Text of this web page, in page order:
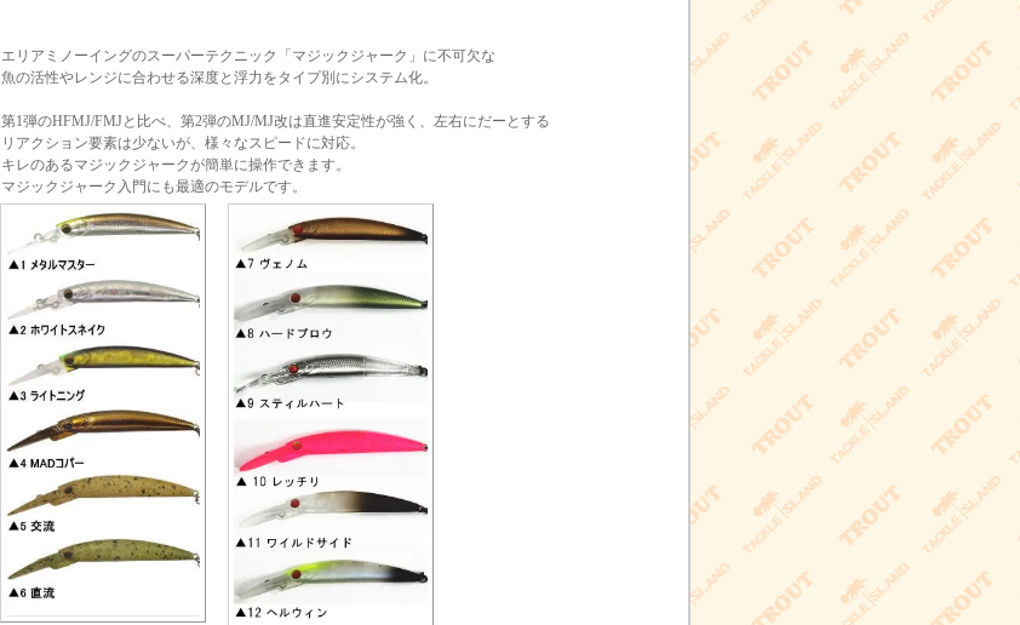
エリアミノーイングのスーパーテクニック「マジックジャーク」に不可欠な
魚の活性やレンジに合わせる深度と浮力をタイプ別にシステム化。
第1弾のHFMJ/FMJと比べ、第2弾のMJ/MJ改は直進安定性が強く、左右にだーとする
リアクション要素は少ないが、様々なスピードに対応。
キレのあるマジックジャークが簡単に操作できます。
マジックジャーク入門にも最適のモデルです。